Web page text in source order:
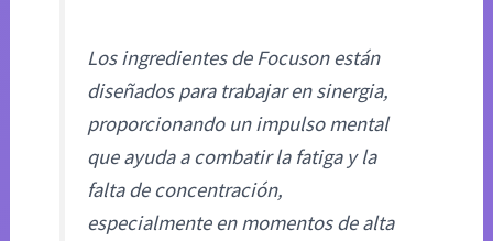
Los ingredientes de Focuson están
diseñados para trabajar en sinergia,
proporcionando un impulso mental
que ayuda a combatir la fatiga y la
falta de concentración,
especialmente en momentos de alta